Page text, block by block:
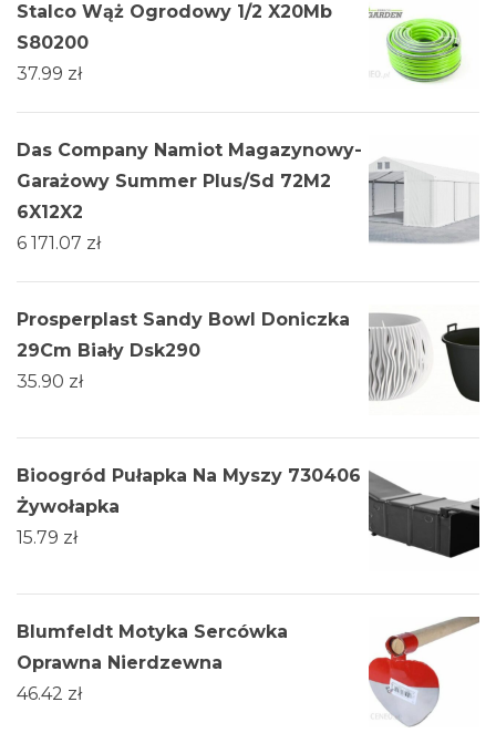
Stalco Wąż Ogrodowy 1/2 X20Mb
S80200
37.99 zł
Das Company Namiot Magazynowy-
Garażowy Summer Plus/Sd 72M2
6X12X2
6 171.07 zł
Prosperplast Sandy Bowl Doniczka
29Cm Biały Dsk290
35.90 zł
Bioogród Pułapka Na Myszy 730406
Żywołapka
15.79 zł
Blumfeldt Motyka Sercówka
Oprawna Nierdzewna
46.42 zł